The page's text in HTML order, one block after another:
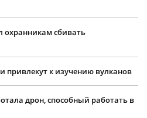
сбивать
привлекут к изучению вулканов
дрон, способный работать в